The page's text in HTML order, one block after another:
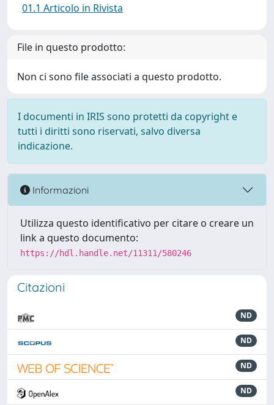
01.1 Articolo in Rivista
File in questo prodotto:
Non ci sono file associati a questo prodotto.
I documenti in IRIS sono protetti da copyright e
tutti i diritti sono riservati, salvo diversa
indicazione.
Informazioni
Utilizza questo identificativo per citare o creare un
link a questo documento:
https://hdl.handle.net/11311/580246
Citazioni
ND
ND
ND
ND